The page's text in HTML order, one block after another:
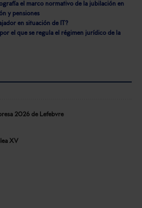
el marco normativo de la jubilación en
y pensiones
en situación de IT?
el que se regula el régimen jurídico de la
2026 de Lefebvre
XV